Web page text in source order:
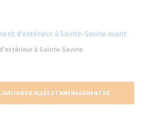
à Sainte-Savine
D’ALLÉE ET AMÉNAGEMENT DE